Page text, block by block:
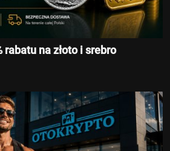
rabatu na złoto i srebro